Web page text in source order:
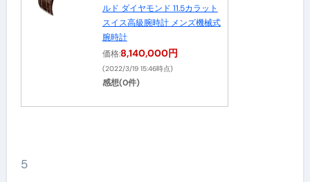
ルド ダイヤモンド 11.5カラット
スイス高級腕時計 メンズ機械式
腕時計
価格:8,140,000円
(2022/3/19 15:46時点)
感想(0件)
5